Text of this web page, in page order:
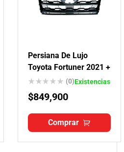
Persiana De Lujo
Toyota Fortuner 2021 +
(0)Existencias
$849,900
Comprar